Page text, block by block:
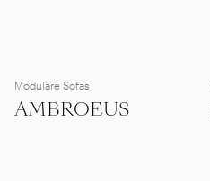
Modulare Sofas
AMBROEUS